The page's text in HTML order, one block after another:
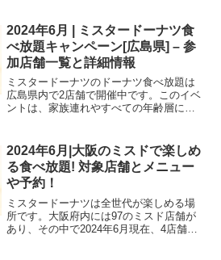
ックしてください。【2024年最新情報】
埼玉県...
2024年6月 | ミスタードーナツ食
べ放題キャンペーン[広島県] – 参
加店舗一覧と詳細情報
ミスタードーナツのドーナツ食べ放題は
広島県内で2店舗で開催中です。このイベ
ントは、家族連れやすべての年齢層に楽
この機会にチェックしてみてはいかがで
しょうか。この記事では...
2024年6月|大阪のミスドで楽しめ
る食べ放題! 対象店舗とメニュー
や予約！
ミスタードーナツは全世代が楽しめる場
所です。大阪府内には97のミスド店舗が
あり、その中で2024年6月現在、4店舗で